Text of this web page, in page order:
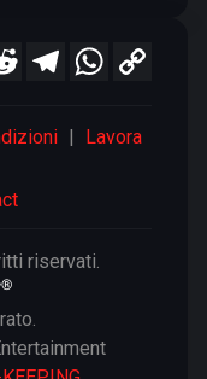
|
Lavora
riservati.
®